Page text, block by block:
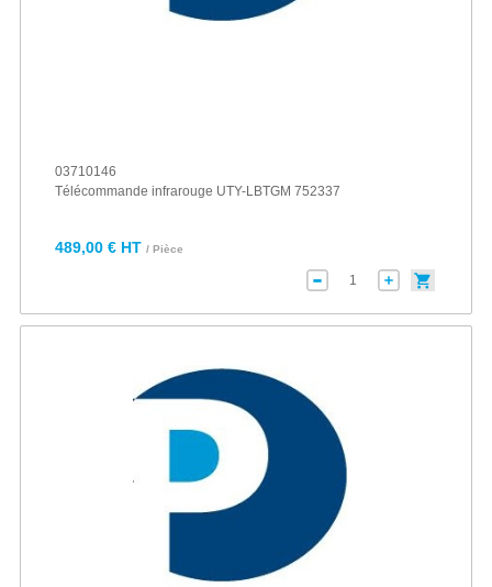
03710146
Télécommande infrarouge UTY-LBTGM 752337
489,00 € HT / Pièce